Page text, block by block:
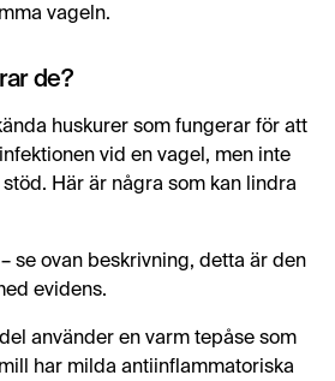
vageln.
de?
huskurer som fungerar för att
vid en vagel, men inte
Här är några som kan lindra
– se ovan beskrivning, detta är den
evidens.
använder en varm tepåse som
har milda antiinflammatoriska